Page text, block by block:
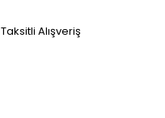
Taksitli Alışveriş